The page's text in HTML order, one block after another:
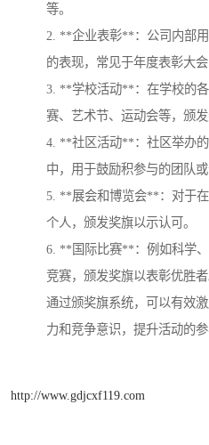
等。
2. **企业表彰**：公司内部用
的表现，常见于年度表彰大会
3. **学校活动**：在学校的
赛、艺术节、运动会等，颁
4. **社区活动**：社区举办
中，用于鼓励积参与的团队或
5. **展会和博览会**：对于
个人，颁发奖旗以示认可。
6. **国际比赛**：例如科学
竞赛，颁发奖旗以表彰优胜者
通过颁奖旗系统，可以有效
力和竞争意识，提升活动的参
http://www.gdjcxf119.com